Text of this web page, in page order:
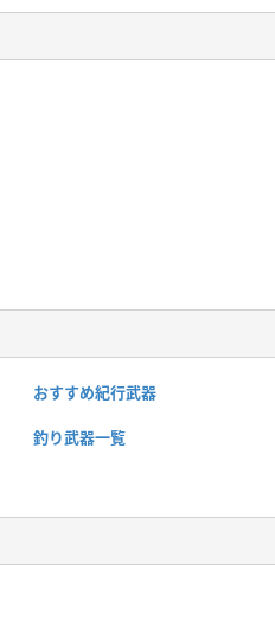
おすすめ紀行武器
釣り武器一覧